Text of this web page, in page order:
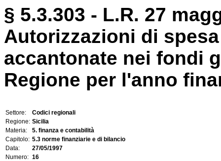
§ 5.3.303 - L.R. 27
Autorizzazioni di
accantonate nei fondi
Regione per l'anno
Settore:
Codici regionali
Regione: Sicilia
Materia:
5. finanza e contabilità
Capitolo: 5.3 norme finanziarie e di bilancio
Data:
27/05/1997
Numero: 16